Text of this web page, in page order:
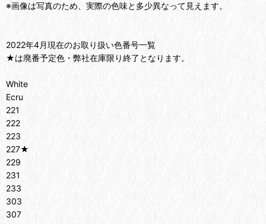
※画像は写真のため、実際の色味と多少異なって見えます。
2022年4月現在のお取り扱い色番号一覧
★は廃番予定色・弊社在庫限り終了となります。
White
Ecru
221
222
223
227★
229
231
233
303
307